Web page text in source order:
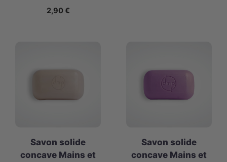
2,90 €
Savon solide
concave Mains et
Savon solide
concave Mains et